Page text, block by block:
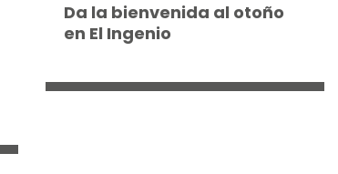
Da la bienvenida al otoño
en El Ingenio